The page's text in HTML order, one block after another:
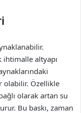
ihtimalle altyapı
olabilir. Özellikle
olarak artan su
Bu baskı, zaman